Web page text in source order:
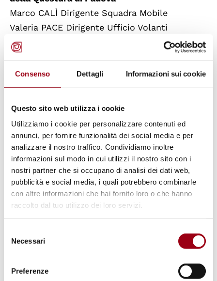
Consenso Dettagli Informazioni sui cookie
Questo sito web utilizza i cookie
Utilizziamo i cookie per personalizzare contenuti ed
annunci, per fornire funzionalità dei social media e per
analizzare il nostro traffico. Condividiamo inoltre
informazioni sul modo in cui utilizzi il nostro sito con i
nostri partner che si occupano di analisi dei dati web,
pubblicità e social media, i quali potrebbero combinarle
con altre informazioni che hai fornito loro o che hanno
raccolto dal tuo utilizzo dei loro servizi.
delNecessari
Preferenze
Marco CALÌ Dirigente Squadra Mobile
Valeria PACE Dirigente Ufficio Volanti
10.30 Pausa Caffè
Carcere e Immigrazione
Felice BOCCHINO Provveditore Regionale alle
Carceri per il Triveneto
Angela VENEZIA Direttore Ufficio Detenuti e
trattamento del Triveneto
Annamaria ALBORGHETTI Presidente della
Camera Penale di Padova, Osservatorio
Carcere UCPI
Dibattito